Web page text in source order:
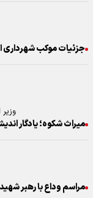
جزئیات موکب شهرداری
میراث شکوه؛ یادگار
مراسم وداع با رهبر